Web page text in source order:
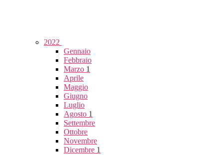
2022
Gennaio
Febbraio
Marzo 1
Aprile
Maggio
Giugno
Luglio
Agosto 1
Settembre
Ottobre
Novembre
Dicembre 1